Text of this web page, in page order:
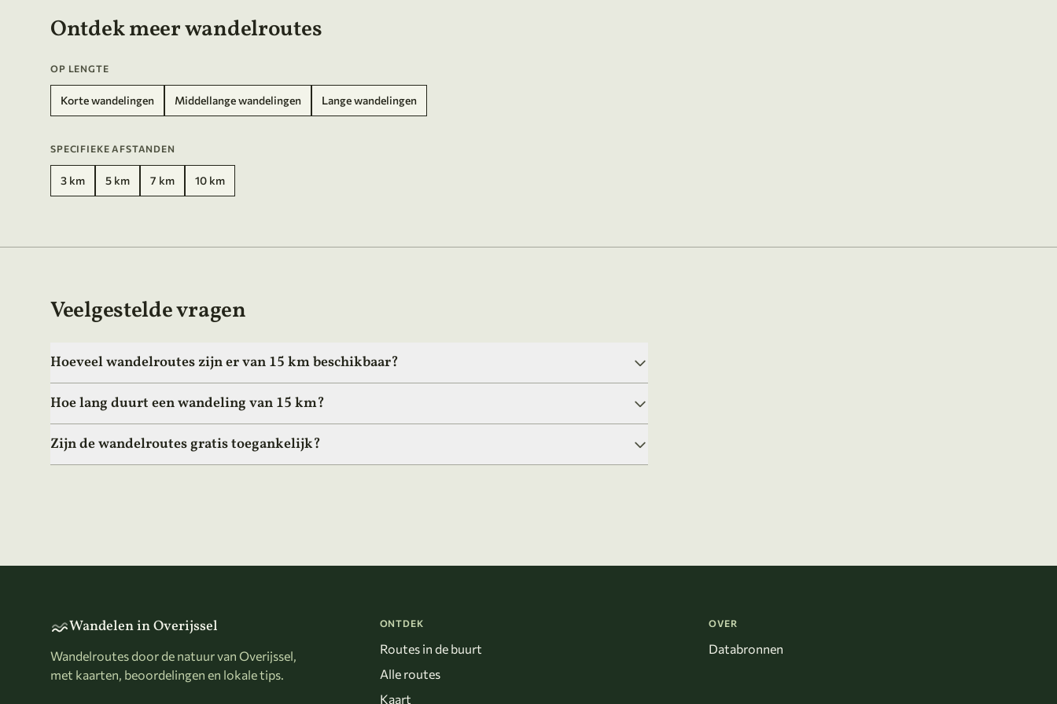
Ontdek meer wandelroutes
OP LENGTE
Korte wandelingen Middellange wandelingen Lange wandelingen
SPECIFIEKE AFSTANDEN
3 km 5 km 7 km 10 km
Veelgestelde vragen
Hoeveel wandelroutes zijn er van 15 km beschikbaar?
Hoe lang duurt een wandeling van 15 km?
Zijn de wandelroutes gratis toegankelijk?
Wandelen in Overijssel
Wandelroutes door de natuur van Overijssel,
met kaarten, beoordelingen en lokale tips.
ONTDEK
Routes in de buurt
Alle routes
Kaart
OVER
Databronnen